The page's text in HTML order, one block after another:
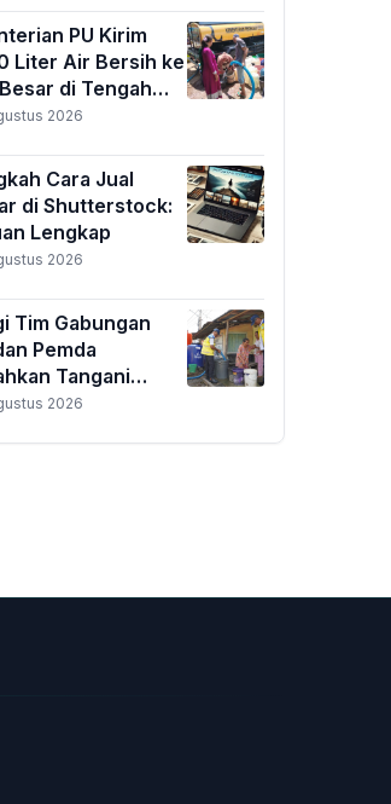
PU Kirim
Liter Air Bersih ke
di Tengah
Ekstrem
2026
Cara Jual
di Shutterstock:
Lengkap
2026
Tim Gabungan
Pemda
Tangani
2026